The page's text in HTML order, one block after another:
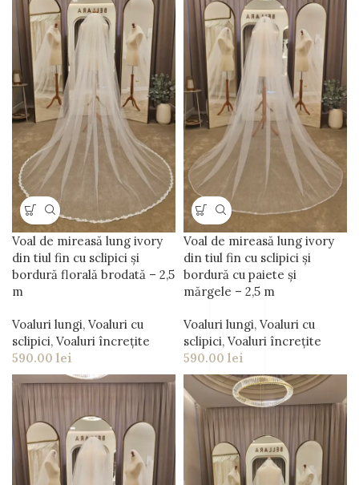
Voal de mireasă lung ivory
din tiul fin cu sclipici și
bordură florală brodată – 2,5
m
Voaluri lungi, Voaluri cu
sclipici, Voaluri încrețite
590.00 lei
Voal de mireasă lung ivory
din tiul fin cu sclipici și
bordură cu paiete și
mărgele – 2,5 m
Voaluri lungi, Voaluri cu
sclipici, Voaluri încrețite
590.00 lei